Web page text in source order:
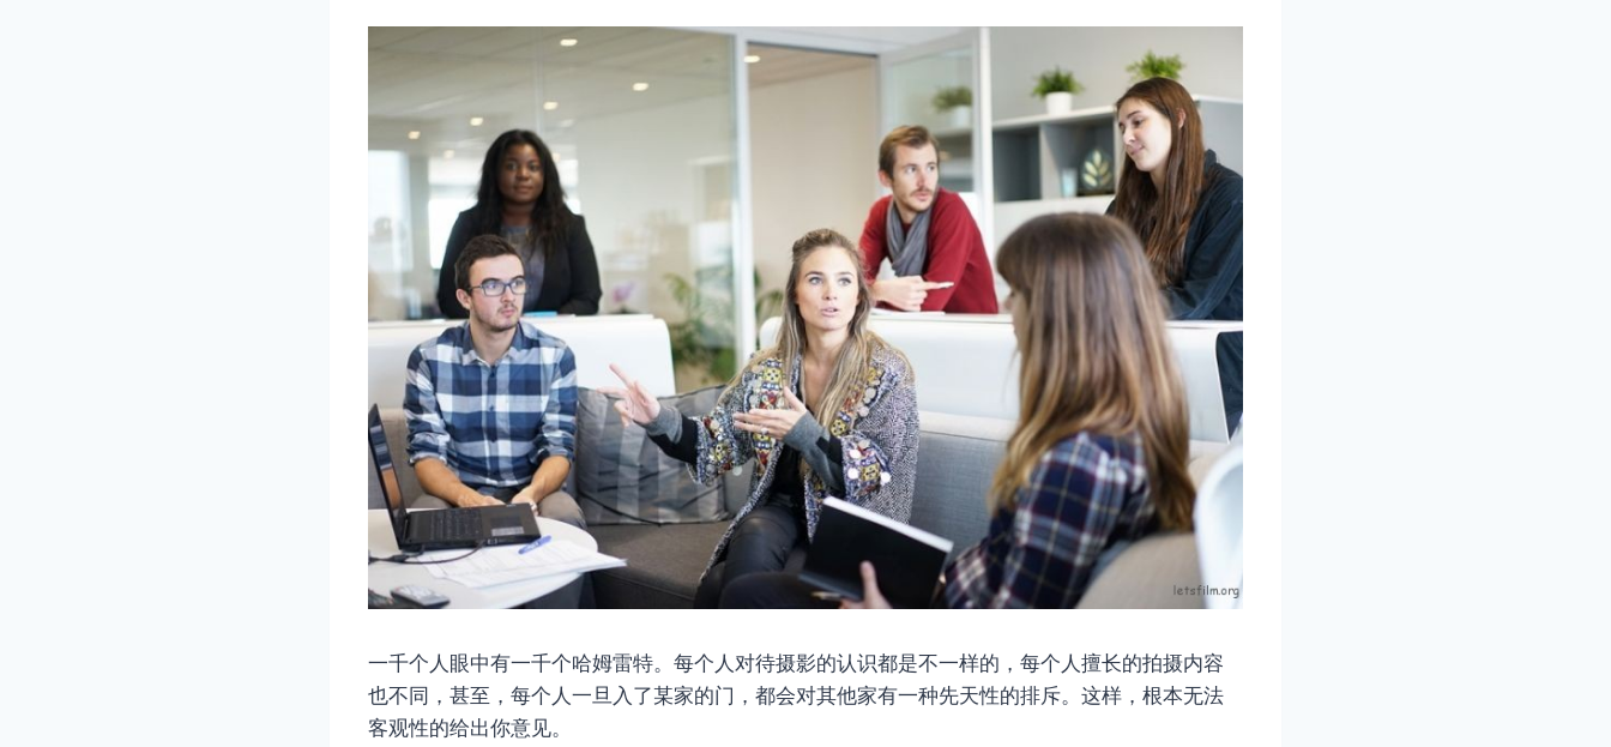
一千个人眼中有一千个哈姆雷特。每个人对待摄影的认识都是不一样的，每个人擅长的拍摄内容
也不同，甚至，每个人一旦入了某家的门，都会对其他家有一种先天性的排斥。这样，根本无法
客观性的给出你意见。